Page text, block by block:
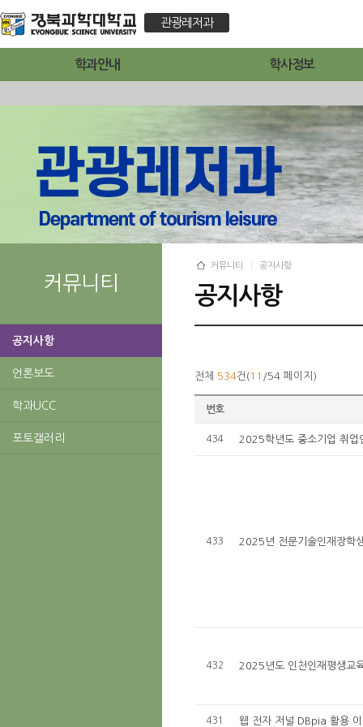
관광레저과
학과안내 학사정보
커뮤니티
공지사항
언론보도
학과UCC
포토갤러리
커뮤니티 공지사항
공지사항
전체 534건(11 /54 페이지)
번호
434 2025학년도 중소기업 취업
433 2025년 전문기술인재장학
432 2025년도 인천인재평생교
431 웹 전자 저널 DBpia 활용